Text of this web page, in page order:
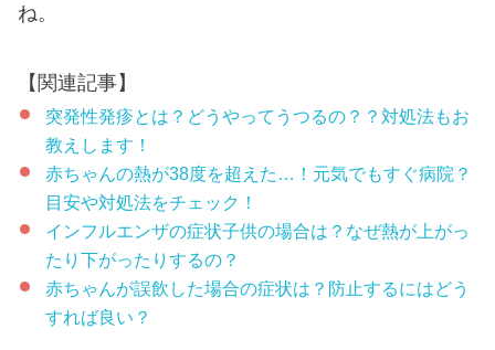
ね。
【関連記事】
突発性発疹とは？どうやってうつるの？？対処法もお
教えします！
赤ちゃんの熱が38度を超えた…！元気でもすぐ病院？
目安や対処法をチェック！
インフルエンザの症状子供の場合は？なぜ熱が上がっ
たり下がったりするの？
赤ちゃんが誤飲した場合の症状は？防止するにはどう
すれば良い？